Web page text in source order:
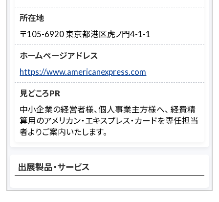
所在地
〒105-6920 東京都港区虎ノ門4-1-1
ホームページアドレス
https://www.americanexpress.com
見どころPR
中小企業の経営者様、個人事業主方様へ、 経費精
算用のアメリカン・エキスプレス・カードを専任担当
者よりご案内いたします。
出展製品・サービス